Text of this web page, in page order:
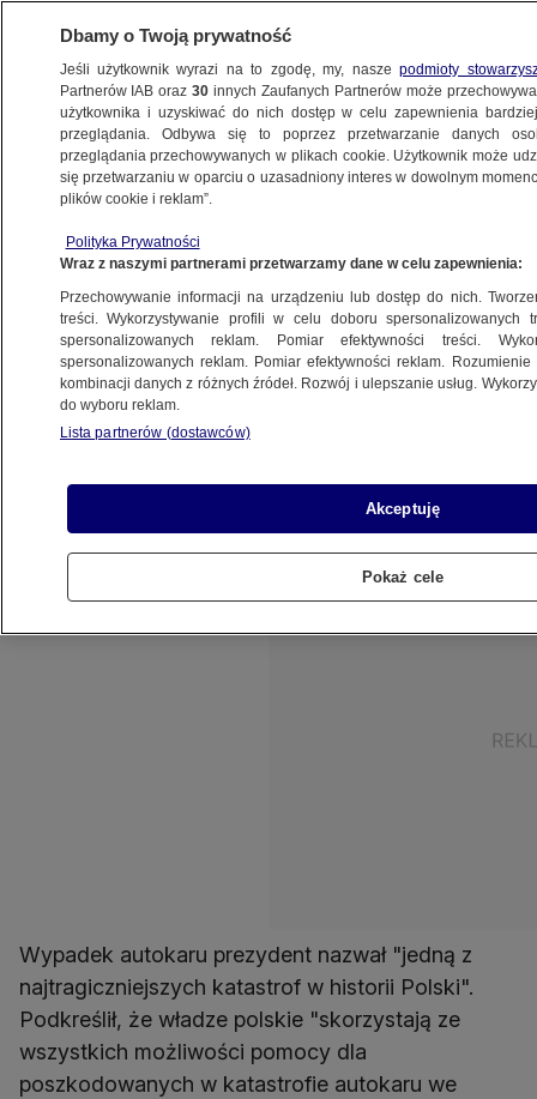
POLSKA
22.07.2007, 23:19Aktualizacja:23.07.2007, 00:05
Udostępnij
Ratownikom, lekarzom i prezydentowi
Nicolasowi Sarkozy'emu podziękował Lech
Kaczyński, który odwiedził miejsce wypadku
z niedzieli na poniedziałek prezydent Kaczyński
powrócił do Polski.
Wypadek autokaru prezydent nazwał "jedną z
najtragiczniejszych katastrof w historii Polski".
Podkreślił, że władze polskie "skorzystają ze
wszystkich możliwości pomocy dla
poszkodowanych w katastrofie autokaru we
Dbamy o Twoją prywatność
Jeśli użytkownik wyrazi na to zgodę, my, naszepodmioty
Partnerów IAB oraz30 innych Zaufanych Partnerów może
użytkownika i uzyskiwać do nich dostęp w celu zapewnienia
przeglądania. Odbywa się to poprzez przetwarzanie danych
przeglądania przechowywanych w plikach cookie. Użytkownik może
się przetwarzaniu w oparciu o uzasadniony interes w dowolnym
plików cookie i reklam”.
Polityka Prywatności
Wraz z naszymi partnerami przetwarzamy dane w celu zapewnienia:
Przechowywanie informacji na urządzeniu lub dostęp do nich.
treści. Wykorzystywanie profili w celu doboru spersonalizowanych
spersonalizowanych reklam. Pomiar efektywności treści.
spersonalizowanych reklam. Pomiar efektywności reklam.
kombinacji danych z różnych źródeł. Rozwój i ulepszanie usług.
do wyboru reklam.
Lista partnerów (dostawców)
Akceptuję
Pokaż cele